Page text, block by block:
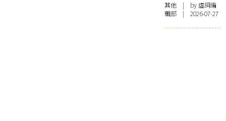
其他 | by 虛詞編
輯部 | 2026-07-27